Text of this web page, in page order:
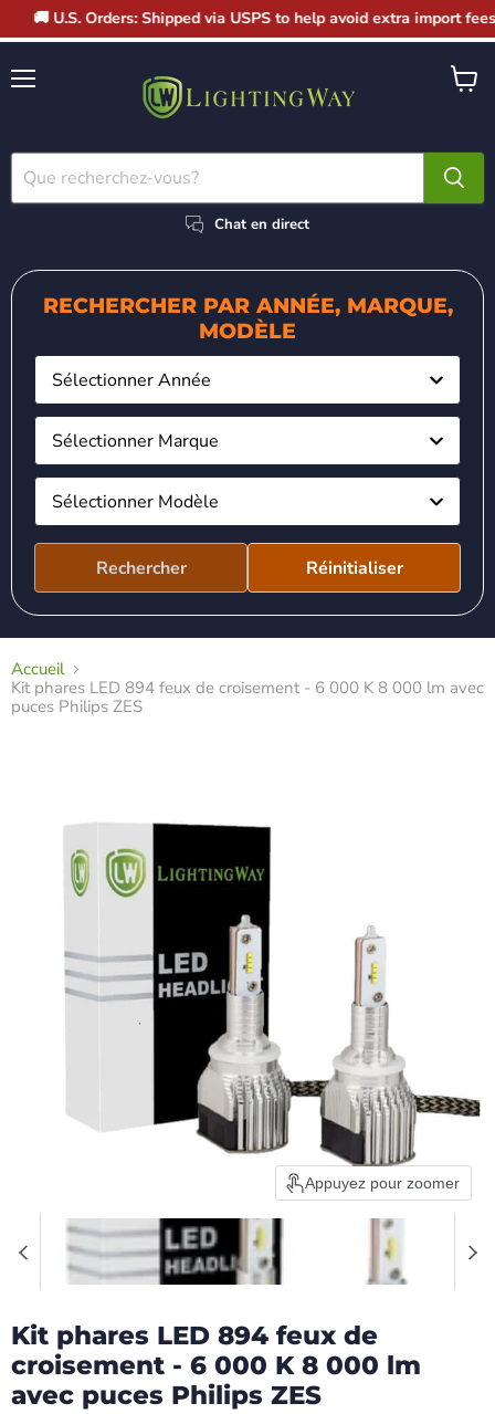
🚚 U.S. Orders: Shipped via USPS to help avoid extra import
Chat en direct
Voir
RECHERCHER PAR ANNÉE, MARQUE,
MODÈLE
Sélectionner Année
Sélectionner Marque
Sélectionner Modèle
Rechercher Réinitialiser
Accueil
Kit phares LED 894 feux de croisement - 6 000 K 8 000 lm avec
puces Philips ZES
Appuyez pour zoomer
Kit phares LED 894 feux de
croisement - 6 000 K 8 000 lm
avec puces Philips ZES